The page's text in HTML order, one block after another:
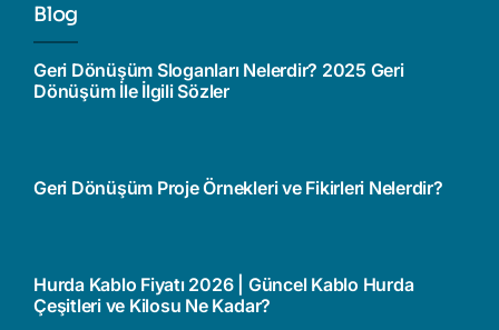
Blog
Geri Dönüşüm Sloganları Nelerdir? 2025 Geri
Dönüşüm İle İlgili Sözler
Geri Dönüşüm Proje Örnekleri ve Fikirleri Nelerdir?
Hurda Kablo Fiyatı 2026 | Güncel Kablo Hurda
Çeşitleri ve Kilosu Ne Kadar?